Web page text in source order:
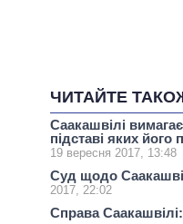
ЧИТАЙТЕ
Саакашвілі
підставі яких
19 вересня 2017, 13:48
Суд щодо
2017, 22:02
Справа